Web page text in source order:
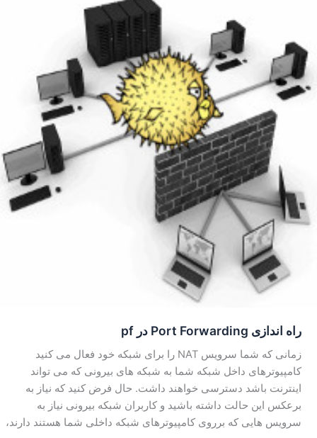
راه اندازی Port Forwarding در pf
زمانی که شما سرویس NAT را برای شبکه خود فعال می کنید
کامپیوترهای داخل شبکه شما به شبکه های بیرونی که می تواند
اینترنت باشد دسترسی خواهند داشت. حال فرض کنید که نیاز به
برعکس این حالت داشته باشید و کاربران شبکه بیرونی نیاز به
سرویس هایی که برروی کامپیوترهای شبکه داخلی شما هستند دارند،